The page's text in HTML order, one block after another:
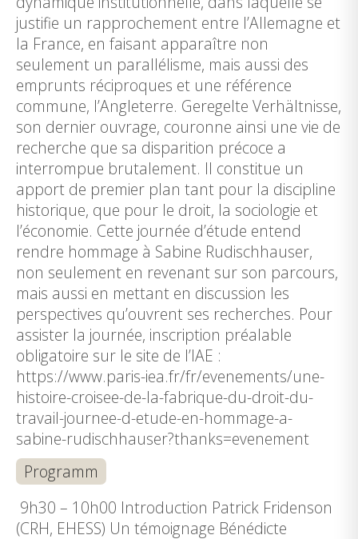
justifie un rapprochement entre l’Allemagne et
la France, en faisant apparaître non
seulement un parallélisme, mais aussi des
emprunts réciproques et une référence
commune, l’Angleterre. Geregelte Verhältnisse,
son dernier ouvrage, couronne ainsi une vie de
recherche que sa disparition précoce a
interrompue brutalement. Il constitue un
apport de premier plan tant pour la discipline
historique, que pour le droit, la sociologie et
l’économie. Cette journée d’étude entend
rendre hommage à Sabine Rudischhauser,
non seulement en revenant sur son parcours,
mais aussi en mettant en discussion les
perspectives qu’ouvrent ses recherches. Pour
assister la journée, inscription préalable
obligatoire sur le site de l’IAE :
https://www.paris-iea.fr/fr/evenements/une-
histoire-croisee-de-la-fabrique-du-droit-du-
travail-journee-d-etude-en-hommage-a-
sabine-rudischhauser?thanks=evenement
Programm
9h30 – 10h00 Introduction Patrick Fridenson
(CRH, EHESS) Un témoignage Bénédicte